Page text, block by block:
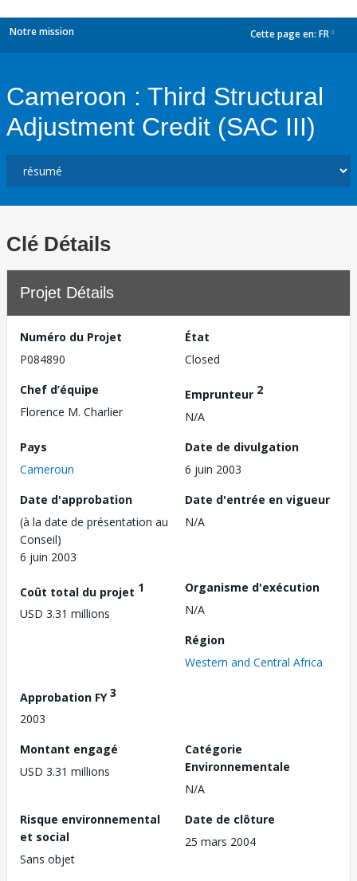
Notre mission Cette page en: FR
Cameroon : Third Structural
Adjustment Credit (SAC III)
Clé Détails
Projet Détails
Numéro du Projet
P084890
État
Closed
Chef d’équipe
Florence M. Charlier
Emprunteur 2
N/A
Pays
Cameroun
Date de divulgation
6 juin 2003
Date d'approbation
(à la date de présentation au
Conseil)
6 juin 2003
Date d'entrée en vigueur
N/A
Coût total du projet 1
USD 3.31 millions
Organisme d'exécution
N/A
Région
Western and Central Africa
Approbation FY3
2003
Montant engagé
USD 3.31 millions
Catégorie
Environnementale
N/A
Risque environnemental
et social
Sans objet
Date de clôture
25 mars 2004